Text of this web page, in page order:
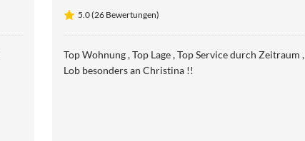
5.0 (26 Bewertungen)
Top Wohnung , Top Lage , Top Service durch Zeitraum ,
Lob besonders an Christina !!